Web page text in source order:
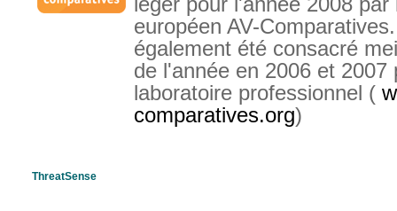
européen AV-
également été consacré
de l'année en 2006 et 2007
laboratoire professionnel (
comparatives.org)
ThreatSense